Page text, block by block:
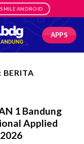
ANDROID
APPS
BERITA
1 Bandung
Applied